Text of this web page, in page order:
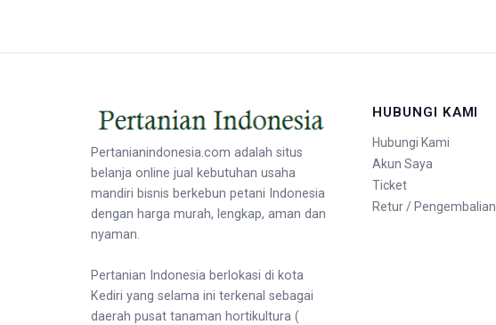
Pertanianindonesia.com adalah situs
belanja online jual kebutuhan usaha
mandiri bisnis berkebun petani Indonesia
dengan harga murah, lengkap, aman dan
nyaman.
Pertanian Indonesia berlokasi di kota
Kediri yang selama ini terkenal sebagai
daerah pusat tanaman hortikultura (
HUBUNGI KAMI
Hubungi Kami
Akun Saya
Ticket
Retur / Pengembalian